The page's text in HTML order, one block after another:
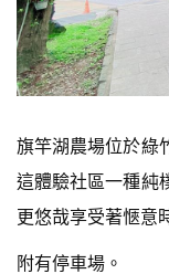
旗竿湖農場位於綠
這體驗社區一種純
更悠哉享受著愜意
附有停車場。